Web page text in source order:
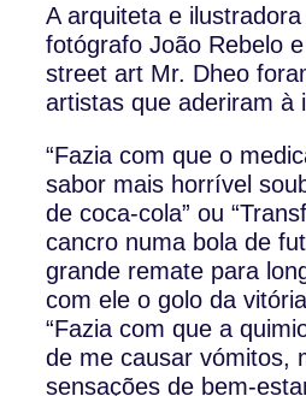
A arquiteta e
fotógrafo João Rebelo
street art Mr. Dheo
artistas que aderiram à
“Fazia com que o
sabor mais horrível
de coca-cola” ou
cancro numa bola de
grande remate para
com ele o golo da
“Fazia com que a
de me causar vómitos,
sensações de bem-